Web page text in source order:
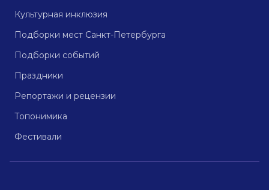
Культурная инклюзия
Подборки мест Санкт-Петербурга
Подборки событий
Праздники
Репортажи и рецензии
Топонимика
Фестивали